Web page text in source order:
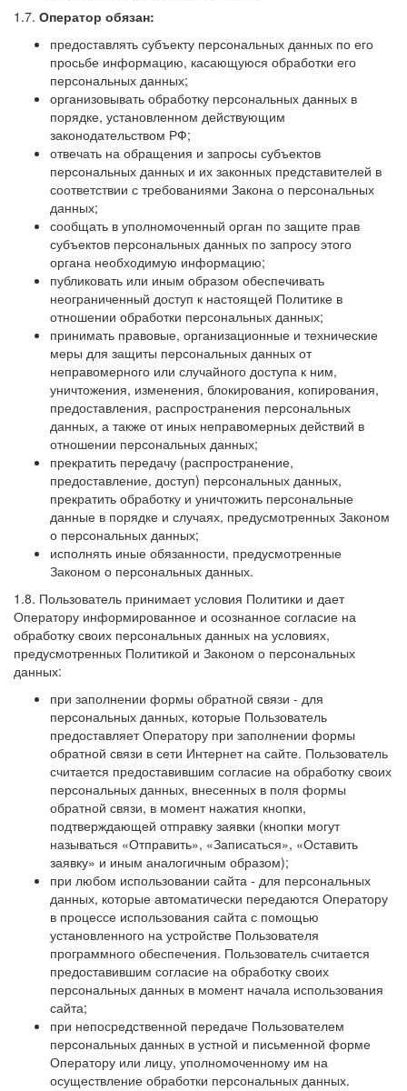
1.7. Оператор обязан:
предоставлять субъекту персональных данных по его
просьбе информацию, касающуюся обработки его
персональных данных;
организовывать обработку персональных данных в
порядке, установленном действующим
законодательством РФ;
отвечать на обращения и запросы субъектов
персональных данных и их законных представителей в
соответствии с требованиями Закона о персональных
данных;
сообщать в уполномоченный орган по защите прав
субъектов персональных данных по запросу этого
органа необходимую информацию;
публиковать или иным образом обеспечивать
неограниченный доступ к настоящей Политике в
отношении обработки персональных данных;
принимать правовые, организационные и технические
меры для защиты персональных данных от
неправомерного или случайного доступа к ним,
уничтожения, изменения, блокирования, копирования,
предоставления, распространения персональных
данных, а также от иных неправомерных действий в
отношении персональных данных;
прекратить передачу (распространение,
предоставление, доступ) персональных данных,
прекратить обработку и уничтожить персональные
данные в порядке и случаях, предусмотренных Законом
о персональных данных;
исполнять иные обязанности, предусмотренные
Законом о персональных данных.
1.8. Пользователь принимает условия Политики и дает
Оператору информированное и осознанное согласие на
обработку своих персональных данных на условиях,
предусмотренных Политикой и Законом о персональных
данных:
при заполнении формы обратной связи - для
персональных данных, которые Пользователь
предоставляет Оператору при заполнении формы
обратной связи в сети Интернет на сайте. Пользователь
считается предоставившим согласие на обработку своих
персональных данных, внесенных в поля формы
обратной связи, в момент нажатия кнопки,
подтверждающей отправку заявки (кнопки могут
называться «Отправить», «Записаться», «Оставить
заявку» и иным аналогичным образом);
при любом использовании сайта - для персональных
данных, которые автоматически передаются Оператору
в процессе использования сайта с помощью
установленного на устройстве Пользователя
программного обеспечения. Пользователь считается
предоставившим согласие на обработку своих
персональных данных в момент начала использования
сайта;
при непосредственной передаче Пользователем
персональных данных в устной и письменной форме
Оператору или лицу, уполномоченному им на
осуществление обработки персональных данных.